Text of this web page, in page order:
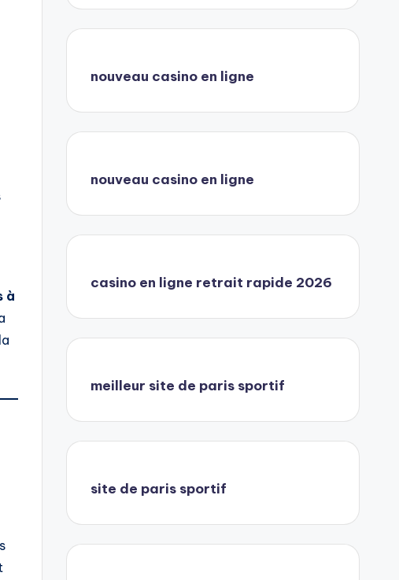
à
nouveau casino en ligne
nouveau casino en ligne
casino en ligne retrait rapide 2026
meilleur site de paris sportif
site de paris sportif